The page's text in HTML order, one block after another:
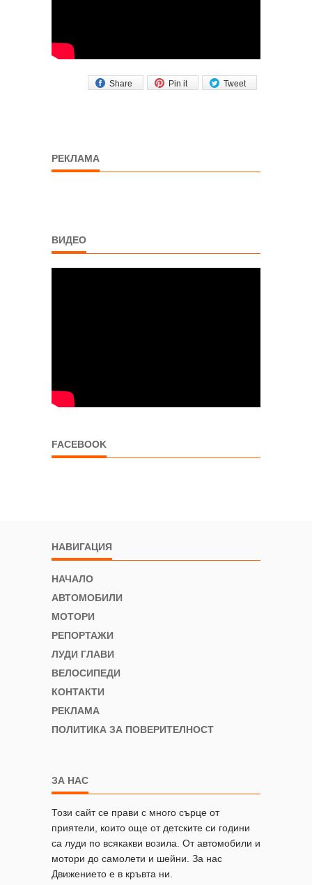
Tweet
Pin it
Share
РЕКЛАМА
ВИДЕО
FACEBOOK
НАВИГАЦИЯ
НАЧАЛО
АВТОМОБИЛИ
МОТОРИ
РЕПОРТАЖИ
ЛУДИ ГЛАВИ
ВЕЛОСИПЕДИ
КОНТАКТИ
РЕКЛАМА
ПОЛИТИКА ЗА ПОВЕРИТЕЛНОСТ
ЗА НАС
Този сайт се прави с много сърце от
приятели, които още от детските си години
са луди по всякакви возила. От автомобили и
мотори до самолети и шейни. За нас
Движението е в кръвта ни.